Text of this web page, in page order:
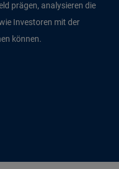
prägen, analysieren die
Investoren mit der
können.